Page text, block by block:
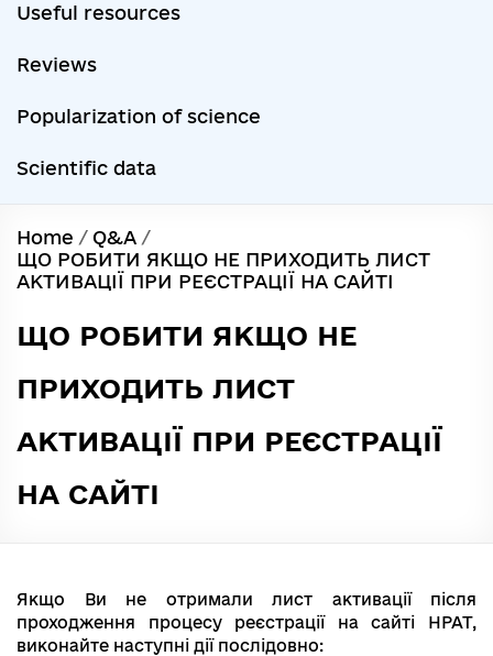
Useful resources
Reviews
Popularization of science
Scientific data
Home / Q&A /
ЩО РОБИТИ ЯКЩО НЕ ПРИХОДИТЬ ЛИСТ
АКТИВАЦІЇ ПРИ РЕЄСТРАЦІЇ НА САЙТІ
ЩО РОБИТИ ЯКЩО НЕ
ПРИХОДИТЬ ЛИСТ
АКТИВАЦІЇ ПРИ РЕЄСТРАЦІЇ
НА САЙТІ
Якщо Ви не отримали лист активації після
проходження процесу реєстрації на сайті НРАТ,
виконайте наступні дії послідовно: